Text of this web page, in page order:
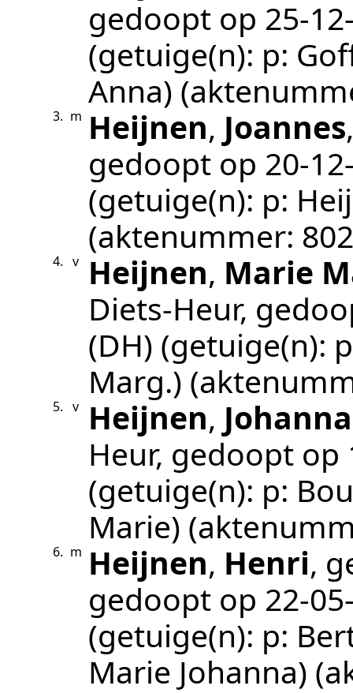
gedoopt op
(getuige(n): p:
Anna)
3. m Heijnen, Joannes
gedoopt op
(getuige(n): p:
(aktenummer:
4. v Heijnen, Marie
Diets-Heur,
(DH) (getuige(n):
Marg.)
5. v Heijnen,
Heur, gedoopt op
(getuige(n): p:
Marie)
6. m Heijnen, Henri,
gedoopt op
(getuige(n): p:
Marie Johanna)